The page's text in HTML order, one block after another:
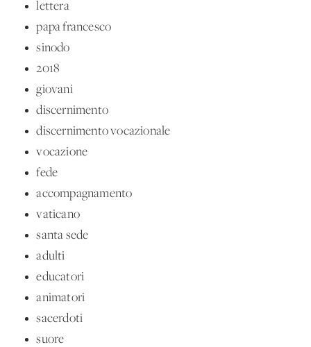
lettera
papa francesco
sinodo
2018
giovani
discernimento
discernimento vocazionale
vocazione
fede
accompagnamento
vaticano
santa sede
adulti
educatori
animatori
sacerdoti
suore